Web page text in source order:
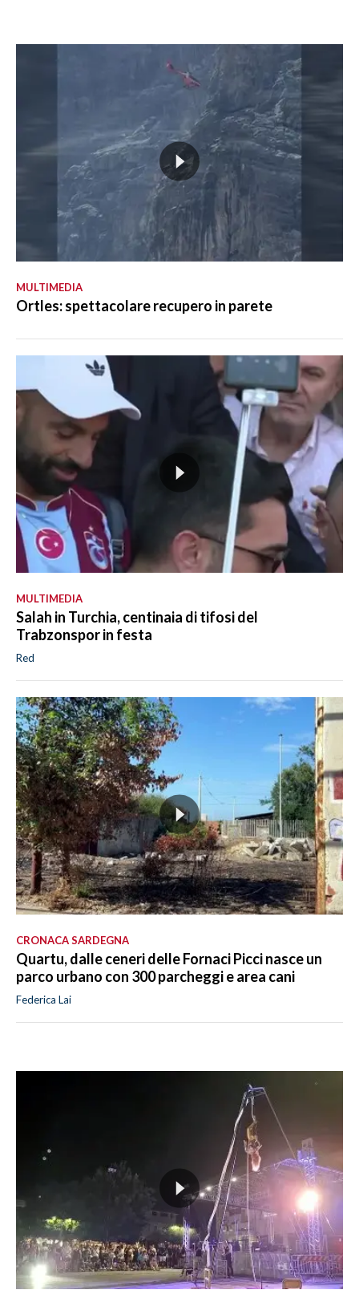
MULTIMEDIA
Ortles: spettacolare recupero in parete
MULTIMEDIA
Salah in Turchia, centinaia di tifosi del
Trabzonspor in festa
Red
CRONACA SARDEGNA
Quartu, dalle ceneri delle Fornaci Picci nasce un
parco urbano con 300 parcheggi e area cani
Federica Lai